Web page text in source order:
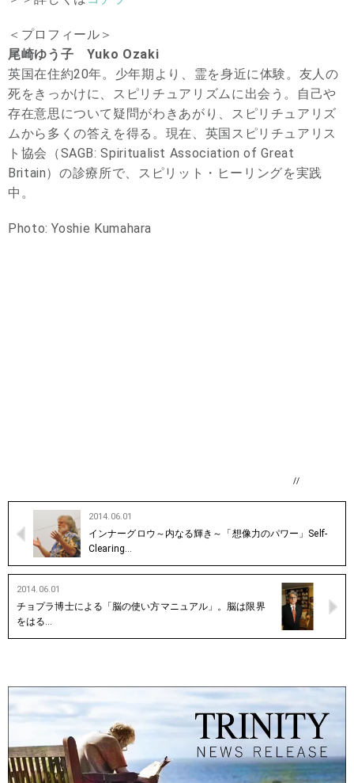
＜プロフィール＞
尾崎ゆう子 Yuko Ozaki
英国在住約20年。少年期より、霊を身近に体験。友人の
死をきっかけに、スピリチュアリズムに出会う。自己や
存在意思について疑問がわきあがり、スピリチュアリズ
ムから多くの答えを得る。現在、英国スピリチュアリス
ト協会（SAGB: Spiritualist Association of Great
Britain）の診療所で、スピリット・ヒーリングを実践
中。
Photo: Yoshie Kumahara
//
2014.06.01
インナーグロウ～内なる輝き～「想像力のパワー」Self-
Clearing…
2014.06.01
チョプラ博士による「脳の使い方マニュアル」。脳は限界
をはる…